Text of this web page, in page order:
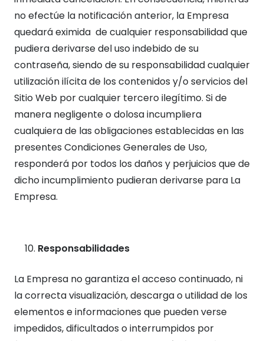
no efectúe la notificación anterior, la Empresa
quedará eximida de cualquier responsabilidad que
pudiera derivarse del uso indebido de su
contraseña, siendo de su responsabilidad cualquier
utilización ilícita de los contenidos y/o servicios del
Sitio Web por cualquier tercero ilegítimo. Si de
manera negligente o dolosa incumpliera
cualquiera de las obligaciones establecidas en las
presentes Condiciones Generales de Uso,
responderá por todos los daños y perjuicios que de
dicho incumplimiento pudieran derivarse para La
Empresa.
Responsabilidades
La Empresa no garantiza el acceso continuado, ni
la correcta visualización, descarga o utilidad de los
elementos e informaciones que pueden verse
impedidos, dificultados o interrumpidos por